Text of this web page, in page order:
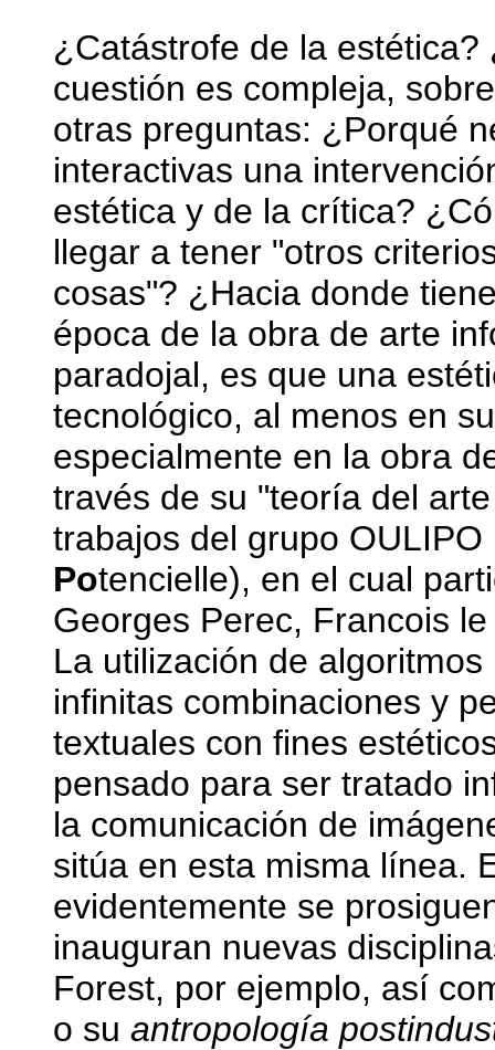
¿Catástrofe de la
cuestión es compleja,
otras preguntas: ¿Porqué
interactivas una
estética y de la crítica?
llegar a tener "otros
cosas"? ¿Hacia donde
época de la obra de arte
paradojal, es que una
tecnológico, al menos en
especialmente en la obra
través de su "teoría del
trabajos del grupo OULIPO
Potencielle), en el cual
Georges Perec, Francois
La utilización de
infinitas combinaciones y
textuales con fines
pensado para ser tratado
la comunicación de
sitúa en esta misma línea.
evidentemente se
inauguran nuevas
Forest, por ejemplo, así
o su antropología